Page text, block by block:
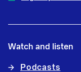
Watch and listen
Podcasts